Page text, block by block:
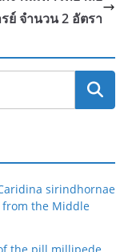
ย์ จํานวน 2 อัตรา
sirindhornae
from the Middle
the pill millipede